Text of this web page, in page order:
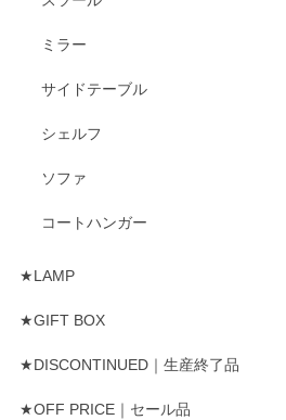
ミラー
サイドテーブル
シェルフ
ソファ
コートハンガー
★LAMP
★GIFT BOX
★DISCONTINUED｜生産終了品
★OFF PRICE｜セール品